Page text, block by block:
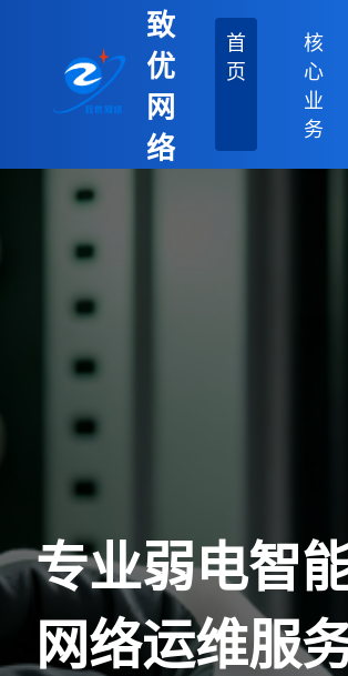
致
优
网
络
首
页
核
心
业
务
专业弱电智
网络运维服